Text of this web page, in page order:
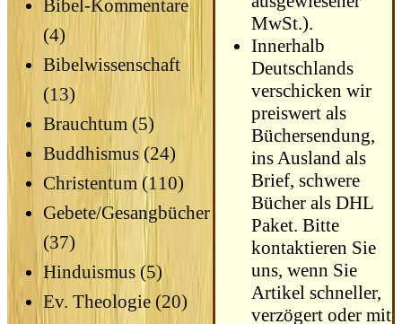
Bibel-Kommentare
(4)
Bibelwissenschaft
(13)
Brauchtum (5)
Buddhismus (24)
Christentum (110)
Gebete/Gesangbücher
(37)
Hinduismus (5)
Ev. Theologie (20)
MwSt.).
Innerhalb
Deutschlands
verschicken wir
preiswert als
Büchersendung,
ins Ausland als
Brief, schwere
Bücher als DHL
Paket. Bitte
kontaktieren Sie
uns, wenn Sie
Artikel schneller,
verzögert oder mit